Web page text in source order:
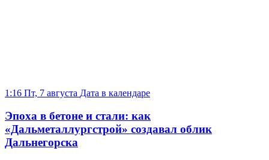
1:16 Пт, 7 августа Дата в календаре
Эпоха в бетоне и стали: как
«Дальметаллургстрой» создавал облик
Дальнегорска